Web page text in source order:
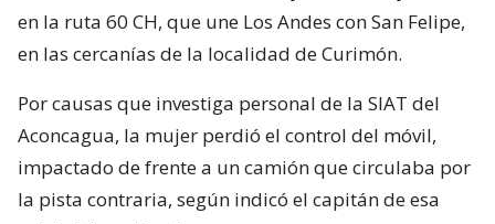
en la ruta 60 CH, que une Los Andes con San Felipe,
en las cercanías de la localidad de Curimón.
Por causas que investiga personal de la SIAT del
Aconcagua, la mujer perdió el control del móvil,
impactado de frente a un camión que circulaba por
la pista contraria, según indicó el capitán de esa